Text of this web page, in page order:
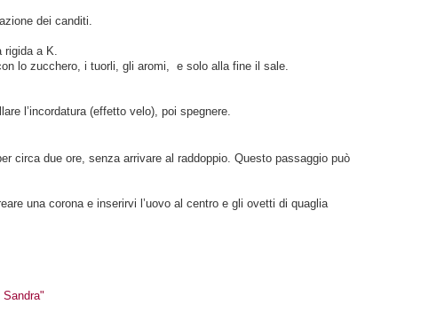
dei canditi.
rigida a K.
lo zucchero, i tuorli, gli aromi, e solo alla fine il sale.
l’incordatura (effetto velo), poi spegnere.
circa due ore, senza arrivare al raddoppio. Questo passaggio può
una corona e inserirvi l’uovo al centro e gli ovetti di quaglia